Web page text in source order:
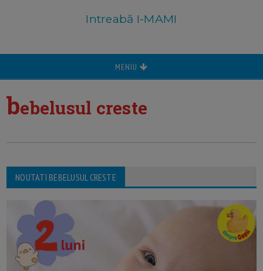
Intreabă I-MAMI
MENIU
bebelusul creste
NOUTATI BEBELUSUL CRESTE